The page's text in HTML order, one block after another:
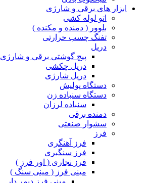
ابزار های برقی و شارژی
اتو لوله کشی
بلوور ( دمنده و مکنده )
تفنگ چسب حرارتی
دریل
پیچ گوشتی برقی و شارژی
دریل چکشی
دریل شارژی
دستگاه پولیش
دستگاه سنباده زن
سنباده لرزان
دمنده برقی
سشوار صنعتی
فرز
فرز آهنگری
فرز سنگبری
فرز نجاری ( اور فرز )
مینی فرز ( مینی سنگ )
مینی فرز دیمر دار